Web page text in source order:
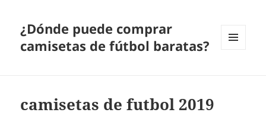
¿Dónde puede comprar
camisetas de fútbol baratas?
camisetas de futbol 2019